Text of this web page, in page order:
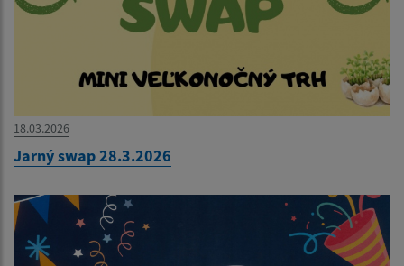
18.03.2026
Jarný swap 28.3.2026